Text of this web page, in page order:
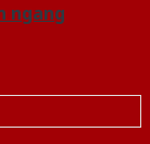
ngang